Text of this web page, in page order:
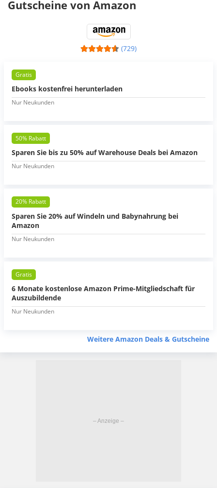
Gutscheine von Amazon
(729)
Gratis
Ebooks kostenfrei herunterladen
Nur Neukunden
50% Rabatt
Sparen Sie bis zu 50% auf Warehouse Deals bei Amazon
Nur Neukunden
20% Rabatt
Sparen Sie 20% auf Windeln und Babynahrung bei
Amazon
Nur Neukunden
Gratis
6 Monate kostenlose Amazon Prime-Mitgliedschaft für
Auszubildende
Nur Neukunden
Weitere Amazon Deals & Gutscheine